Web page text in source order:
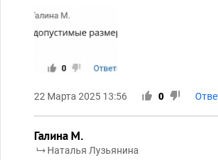
22 Марта 2025 13:56 0
Галина М.
Наталья Лузьянина